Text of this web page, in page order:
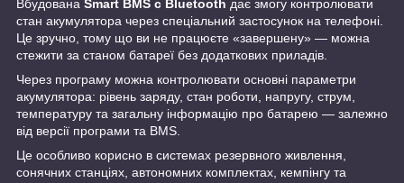
Вбудована Smart BMS с Bluetooth дає змогу контролювати
стан акумулятора через спеціальний застосунок на телефоні.
Це зручно, тому що ви не працюєте «завершену» — можна
стежити за станом батареї без додаткових приладів.
Через програму можна контролювати основні параметри
акумулятора: рівень заряду, стан роботи, напругу, струм,
температуру та загальну інформацію про батарею — залежно
від версії програми та BMS.
Це особливо корисно в системах резервного живлення,
сонячних станціях, автономних комплектах, кемпінгу та